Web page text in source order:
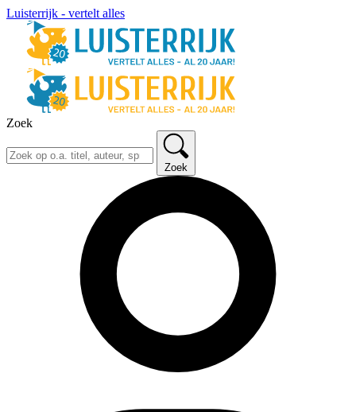
Luisterrijk - vertelt alles
Zoek
Zoek